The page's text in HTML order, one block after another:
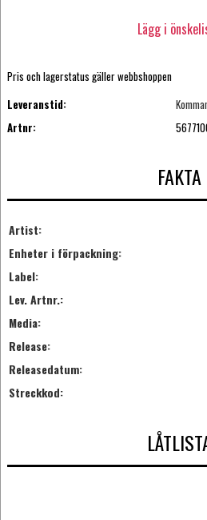
Lägg i
Pris och lagerstatus gäller webbshoppen
Leveranstid:
Artnr:
FAKTA
Artist:
Enheter i förpackning:
Label:
Lev. Artnr.:
Media:
Release:
Releasedatum:
Streckkod: